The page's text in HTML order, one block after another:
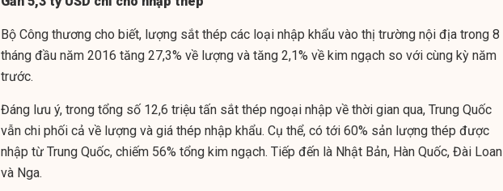
Bộ Công thương cho biết, lượng sắt thép các loại nhập khẩu vào thị trường nội địa trong 8
tháng đầu năm 2016 tăng 27,3% về lượng và tăng 2,1% về kim ngạch so với cùng kỳ năm
trước.
Đáng lưu ý, trong tổng số 12,6 triệu tấn sắt thép ngoại nhập về thời gian qua, Trung Quốc
vẫn chi phối cả về lượng và giá thép nhập khẩu. Cụ thể, có tới 60% sản lượng thép được
nhập từ Trung Quốc, chiếm 56% tổng kim ngạch. Tiếp đến là Nhật Bản, Hàn Quốc, Đài Loan
và Nga.